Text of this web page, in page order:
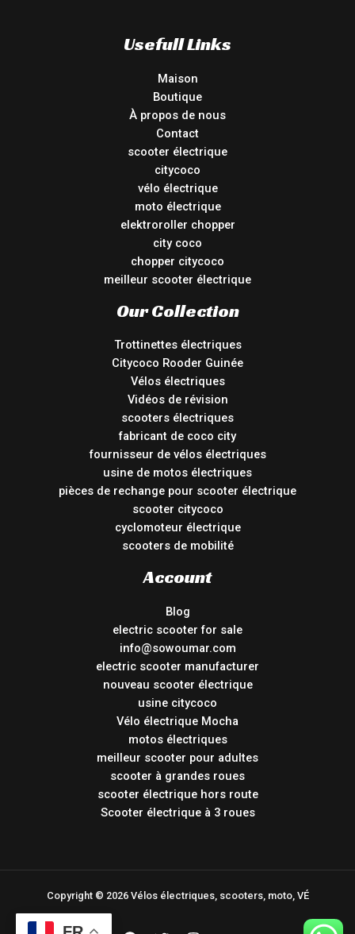
Usefull Links
Maison
Boutique
À propos de nous
Contact
scooter électrique
citycoco
vélo électrique
moto électrique
elektroroller chopper
city coco
chopper citycoco
meilleur scooter électrique
Our Collection
Trottinettes électriques
Citycoco Rooder Guinée
Vélos électriques
Vidéos de révision
scooters électriques
fabricant de coco city
fournisseur de vélos électriques
usine de motos électriques
pièces de rechange pour scooter électrique
scooter citycoco
cyclomoteur électrique
scooters de mobilité
Account
Blog
electric scooter for sale
info@sowoumar.com
electric scooter manufacturer
nouveau scooter électrique
usine citycoco
Vélo électrique Mocha
motos électriques
meilleur scooter pour adultes
scooter à grandes roues
scooter électrique hors route
Scooter électrique à 3 roues
Copyright © 2026 Vélos électriques, scooters, moto, VÉ